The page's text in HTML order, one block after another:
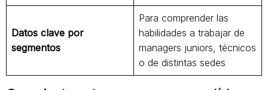
Datos clave por
segmentos
Para comprender las
habilidades a trabajar de
managers juniors, técnicos
o de distintas sedes